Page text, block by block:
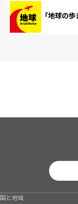
「地球の
国と地域